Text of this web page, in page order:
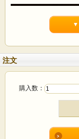
▼
注文
購入数：